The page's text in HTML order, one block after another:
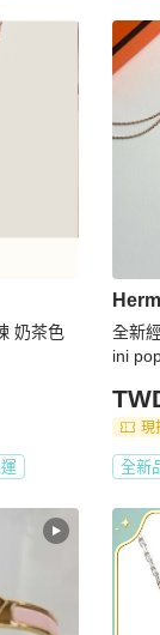
奶茶色
全新
ini
現
全新